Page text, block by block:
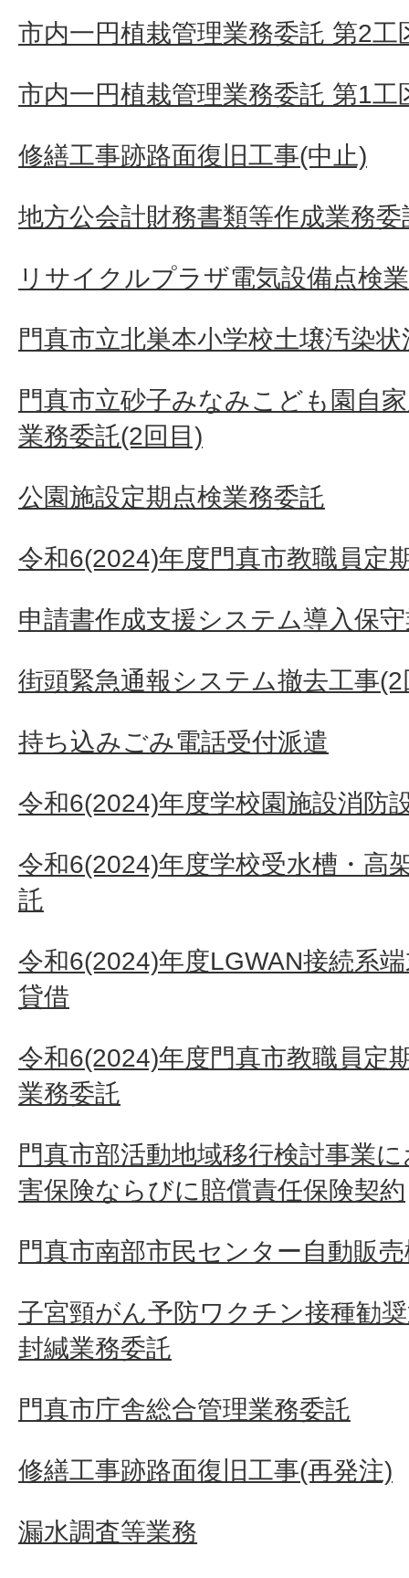
市内一円植栽管理業務委託 第2工
市内一円植栽管理業務委託 第1工
修繕工事跡路面復旧工事(中止)
地方公会計財務書類等作成業務委
リサイクルプラザ電気設備点検
門真市立北巣本小学校土壌汚染
門真市立砂子みなみこども園自
業務委託(2回目)
公園施設定期点検業務委託
令和6(2024)年度門真市教職員定
申請書作成支援システム導入保
街頭緊急通報システム撤去工事(2
持ち込みごみ電話受付派遣
令和6(2024)年度学校園施設消防
令和6(2024)年度学校受水槽・高
託
令和6(2024)年度LGWAN接続系
貸借
令和6(2024)年度門真市教職員定
業務委託
門真市部活動地域移行検討事業
害保険ならびに賠償責任保険契約
門真市南部市民センター自動販
子宮頸がん予防ワクチン接種勧
封緘業務委託
門真市庁舎総合管理業務委託
修繕工事跡路面復旧工事(再発注)
漏水調査等業務